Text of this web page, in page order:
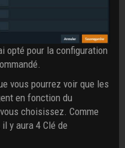
opté pour la configuration
vous pourrez voir que les
en fonction du
choisissez. Comme
y aura 4 Clé de